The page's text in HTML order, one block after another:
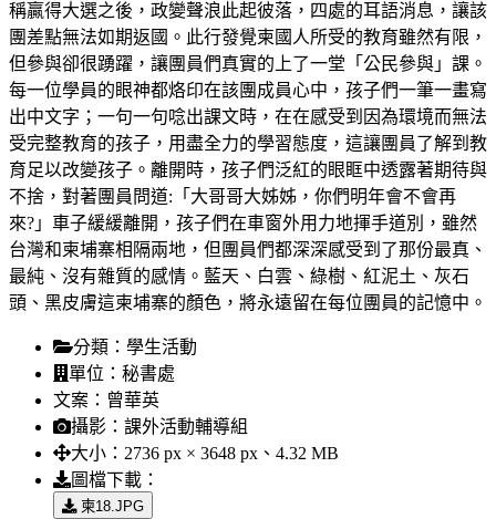
稱贏得大選之後，政變聲浪此起彼落，四處的耳語消息，讓該
團差點無法如期返國。此行發覺柬國人所受的教育雖然有限，
但參與卻很踴躍，讓團員們真實的上了一堂「公民參與」課。
每一位學員的眼神都烙印在該團成員心中，孩子們一筆一畫寫
出中文字；一句一句唸出課文時，在在感受到因為環境而無法
受完整教育的孩子，用盡全力的學習態度，這讓團員了解到教
育足以改變孩子。離開時，孩子們泛紅的眼眶中透露著期待與
不捨，對著團員問道:「大哥哥大姊姊，你們明年會不會再
來?」車子緩緩離開，孩子們在車窗外用力地揮手道別，雖然
台灣和柬埔寨相隔兩地，但團員們都深深感受到了那份最真、
最純、沒有雜質的感情。藍天、白雲、綠樹、紅泥土、灰石
頭、黑皮膚這柬埔寨的顏色，將永遠留在每位團員的記憶中。
分類： 學生活動
單位： 秘書處
文案： 曾華英
攝影： 課外活動輔導組
大小： 2736 px × 3648 px、4.32 MB
圖檔下載：
柬18.JPG